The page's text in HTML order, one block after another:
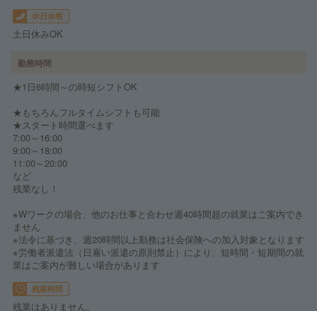
休日休暇
土日休みOK
勤務時間
★1日6時間～の時短シフトOK
★もちろんフルタイムシフトも可能
★スタート時間選べます
7:00～16:00
9:00～18:00
11:00～20:00
など
残業なし！
※Wワークの場合、他のお仕事と合わせ週40時間超の就業はご案内でき
ません
※法令に基づき、週20時間以上勤務は社会保険への加入対象となります
※労働者派遣法（日雇い派遣の原則禁止）により、短時間・短期間の就
業はご案内が難しい場合があります
残業時間
残業はありません。